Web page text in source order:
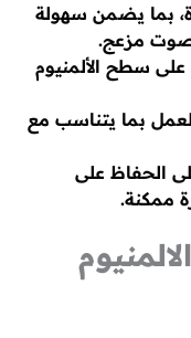
بما يضمن سهولة
صوت مزعج.
سطح الألمنيوم
بما يتناسب مع
الحفاظ على
ممكنة.